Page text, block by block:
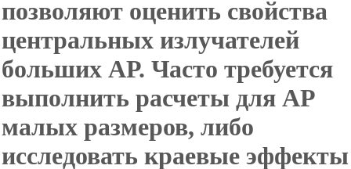
позволяют оценить свойства
центральных излучателей
больших АР. Часто требуется
выполнить расчеты для АР
малых размеров, либо
исследовать краевые эффекты